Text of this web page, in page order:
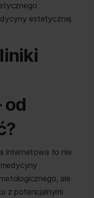
estetycznej.
od
internetowa to nie
ale
z potencjalnymi